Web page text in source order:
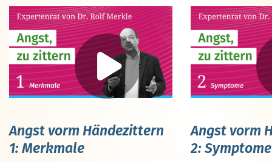
Angst vorm Händezittern
1: Merkmale
Angst vorm
2: Symptome